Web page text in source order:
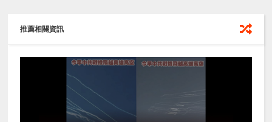
推薦相關資訊